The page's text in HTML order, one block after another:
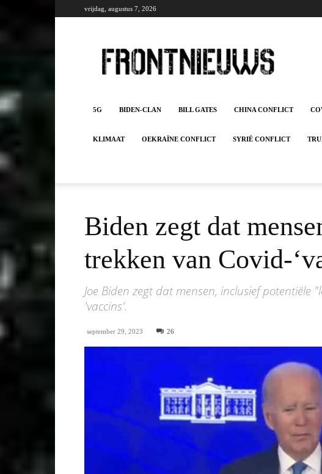
vrijdag, augustus 7, 2026
5G BIDEN-CLAN BILL GATES CHINA CONFLICT
KLIMAAT OEKRAÏNE CONFLICT SYRIË CONFLICT
Biden zegt dat
trekken van Covid-
Joe Biden zegt dat mensen, inclusief
'vaccins'.
september 29, 2023 26